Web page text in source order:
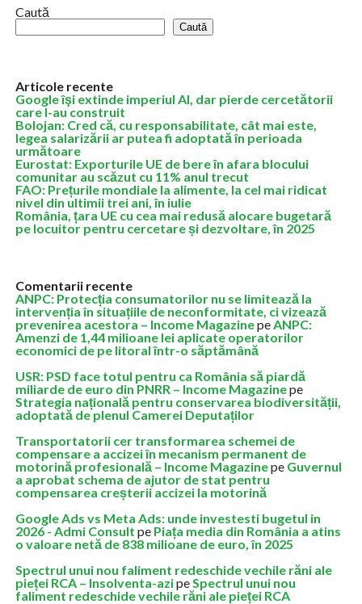
Caută
Caută
Articole recente
Google îşi extinde imperiul AI, dar pierde cercetătorii
care l-au construit
Bolojan: Cred că, cu responsabilitate, cât mai este,
legea salarizării ar putea fi adoptată în perioada
următoare
Eurostat: Exporturile UE de bere în afara blocului
comunitar au scăzut cu 11% anul trecut
FAO: Prețurile mondiale la alimente, la cel mai ridicat
nivel din ultimii trei ani, în iulie
România, țara UE cu cea mai redusă alocare bugetară
pe locuitor pentru cercetare și dezvoltare, în 2025
Comentarii recente
ANPC: Protecția consumatorilor nu se limitează la
intervenția în situațiile de neconformitate, ci vizează
prevenirea acestora – Income MagazinepeANPC:
Amenzi de 1,44 milioane lei aplicate operatorilor
economici de pe litoral într-o săptămână
USR: PSD face totul pentru ca România să piardă
miliarde de euro din PNRR – Income Magazinepe
Strategia națională pentru conservarea biodiversității,
adoptată de plenul Camerei Deputaților
Transportatorii cer transformarea schemei de
compensare a accizei în mecanism permanent de
motorină profesională – Income Magazinepe Guvernul
a aprobat schema de ajutor de stat pentru
compensarea creșterii accizei la motorină
Google Ads vs Meta Ads: unde investesti bugetul in
2026 - Admi Consult pe Piața media din România a atins
o valoare netă de 838 milioane de euro, în 2025
Spectrul unui nou faliment redeschide vechile răni ale
pieței RCA – Insolventa-azipeSpectrul unui nou
faliment redeschide vechile răni ale pieței RCA